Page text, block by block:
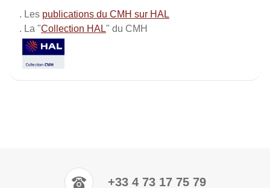
. Les publications du CMH sur HAL
. La "Collection HAL" du CMH
+33 4 73 17 75 79